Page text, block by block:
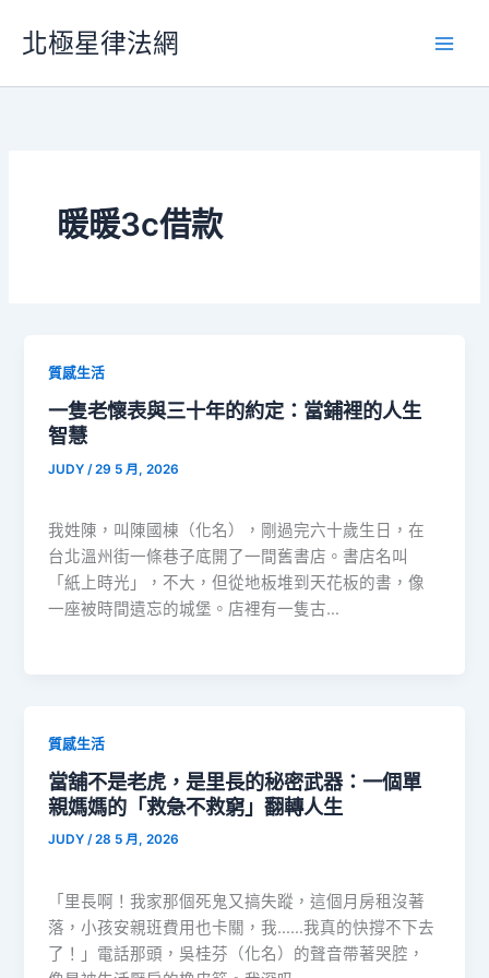
要
北極星律法網
暖暖3c借款
質感生活
一隻老懷表與三十年的約定：當鋪裡的人生
智慧
JUDY /29 5 月, 2026
我姓陳，叫陳國棟（化名），剛過完六十歲生日，在
台北溫州街一條巷子底開了一間舊書店。書店名叫
「紙上時光」，不大，但從地板堆到天花板的書，像
一座被時間遺忘的城堡。店裡有一隻古…
質感生活
當舖不是老虎，是里長的秘密武器：一個單
親媽媽的「救急不救窮」翻轉人生
JUDY/28 5 月, 2026
「里長啊！我家那個死鬼又搞失蹤，這個月房租沒著
落，小孩安親班費用也卡關，我……我真的快撐不下去
了！」電話那頭，吳桂芬（化名）的聲音帶著哭腔，